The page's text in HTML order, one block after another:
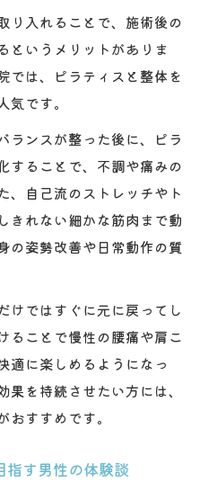
り入れることで、施術後の
というメリットがありま
では、ピラティスと整体を
です。
ランスが整った後に、ピラ
することで、不調や痛みの
、自己流のストレッチやト
きれない細かな筋肉まで動
の姿勢改善や日常動作の質
けではすぐに元に戻ってし
ることで慢性の腰痛や肩こ
適に楽しめるようになっ
を持続させたい方には、
すすめです。
指す男性の体験談